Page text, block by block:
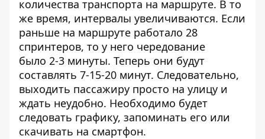
количества транспорта на маршруте. В то
же время, интервалы увеличиваются. Если
раньше на маршруте работало 28
спринтеров, то у него чередование
было 2-3 минуты. Теперь они будут
составлять 7-15-20 минут. Следовательно,
выходить пассажиру просто на улицу и
ждать неудобно. Необходимо будет
следовать графику, запоминать его или
скачивать на смартфон.